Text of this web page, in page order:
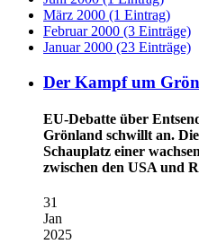
März 2000 (1 Eintrag)
Februar 2000 (3 Einträge)
Januar 2000 (23 Einträge)
Der Kampf um
EU-Debatte über
Grönland schwillt an.
Schauplatz einer
zwischen den USA und
31
Jan
2025